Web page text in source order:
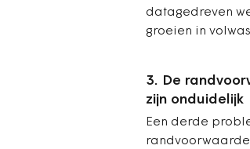
datagedreven
groeien in
3. De
zijn onduidelijk
Een derde